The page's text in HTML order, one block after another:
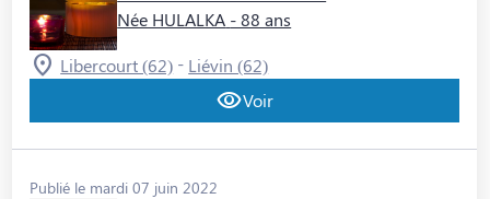
Née HULALKA - 88 ans
Libercourt (62) - Liévin (62)
Voir
Publié le mardi 07 juin 2022